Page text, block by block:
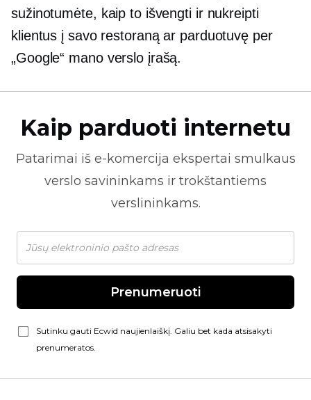
sužinotumėte, kaip to išvengti ir nukreipti
klientus į savo restoraną ar parduotuvę per
„Google“ mano verslo įrašą.
Kaip parduoti internetu
Patarimai iš e-komercija ekspertai smulkaus
verslo savininkams ir trokštantiems
verslininkams.
Prenumeruoti
Sutinku gauti Ecwid naujienlaiškį. Galiu bet kada atsisakyti
prenumeratos.